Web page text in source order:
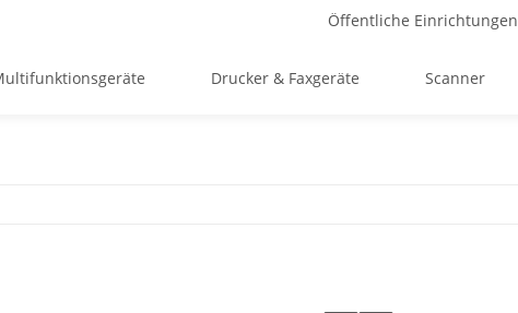
Öffentliche Einrichtungen
Drucker & Faxgeräte Scanner